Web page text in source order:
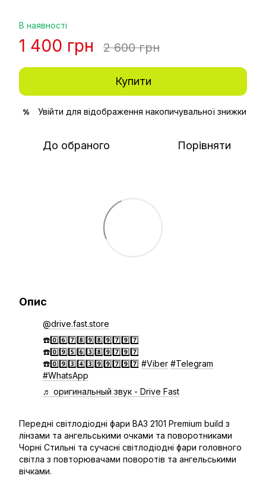
В наявності
1 400 грн 2 600 грн
Купити
% Увійти для відображення накопичувальної знижки
До обраного Порівняти
Опис
@drive.fast.store
☎️0️⃣6️⃣7️⃣8️⃣9️⃣8️⃣9️⃣7️⃣9️⃣7️⃣
☎️0️⃣9️⃣5️⃣6️⃣3️⃣8️⃣9️⃣7️⃣9️⃣7️⃣
☎️0️⃣9️⃣3️⃣4️⃣3️⃣9️⃣9️⃣7️⃣9️⃣7️⃣ #Viber #Telegram
#WhatsApp
♬ оригинальный звук - Drive Fast
Передні світлодіодні фари ВАЗ 2101 Premium build з
лінзами та ангельськими очками та поворотниками
Чорні Стильні та сучасні світлодіодні фари головного
світла з повторювачами поворотів та ангельськими
вічками.